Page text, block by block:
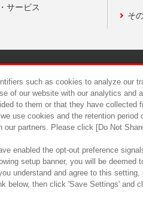
サービス
そ
食品のご
such as cookies to analyze our
of our website with our analytics and
to them or that they have
use cookies and the retention
our partners. Please click [Do Not
enabled the opt-out preference
setup banner, you will be
understand and agree to this
below, then click 'Save Settings' and